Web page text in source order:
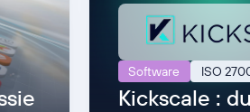
Software ISO
Kickscale :